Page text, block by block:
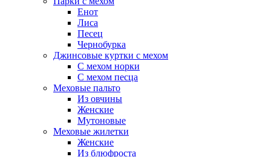
Енот
Лиса
Песец
Чернобурка
Джинсовые куртки с мехом
С мехом норки
С мехом песца
Меховые пальто
Из овчины
Женские
Мутоновые
Меховые жилетки
Женские
Из блюфроста